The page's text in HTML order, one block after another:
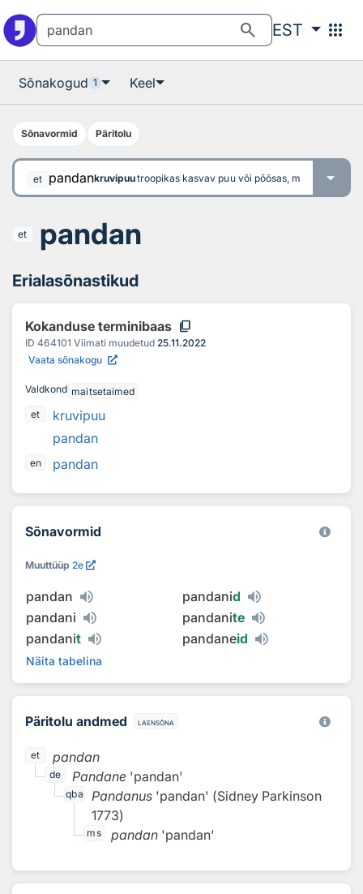
search EST apps
Sõnakogud 1 Keel
Sõnavormid Päritolu
et pandankruvipuutroopikas kasvav puu või põõsas, millel on
et pandan
Erialasõnastikud
Kokanduse terminibaas content_copy
ID 464101 Viimati muudetud 25.11.2022
Vaata sõnakogu
Valdkond maitsetaimed
et
kruvipuu
pandan
en pandan
Sõnavormid
Muuttüüp 2e
pandan pandanid
pandani
pandanite
pandanit pandaneid
Näita tabelina
Päritolu andmed laensõna
et pandan
de Pandane 'pandan'
qba Pandanus 'pandan' (Sidney Parkinson
1773)
ms pandan 'pandan'